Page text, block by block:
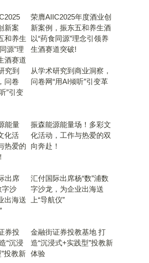
荣膺AIIC2025年度酒业创
新案例，振东五和养生酒
以“药食同源”理念引领养
生酒赛道突破!
从学术研究到商业洞察，
问卷网“用AI倾听”引变革
振森能源能量场！多彩文
化活动，工作与热爱的双
向奔赴！
汇付国际出席杨“数”浦数
字沙龙，为企业出海送
上“导航仪”
金融街证券投教基地 打
造“沉浸式+实践型”投教新
体验